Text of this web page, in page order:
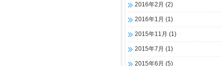
2016年2月 (2)
2016年1月 (1)
2015年11月 (1)
2015年7月 (1)
2015年6月 (5)